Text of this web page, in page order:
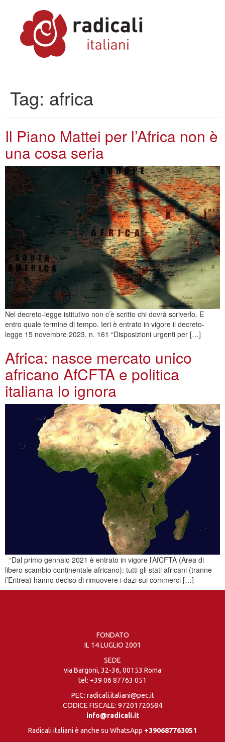
Tag: africa
Il Piano Mattei per l’Africa non è
una cosa seria
Nel decreto-legge istitutivo non c’è scritto chi dovrà scriverlo. E
entro quale termine di tempo. Ieri è entrato in vigore il decreto-
legge 15 novembre 2023, n. 161 “Disposizioni urgenti per […]
Africa: nasce mercato unico
africano AfCFTA e politica
italiana lo ignora
“Dal primo gennaio 2021 è entrato in vigore l’AfCFTA (Area di
libero scambio continentale africano): tutti gli stati africani (tranne
l’Eritrea) hanno deciso di rimuovere i dazi sui commerci […]
FONDATO
IL 14 LUGLIO 2001
SEDE
via Bargoni, 32-36, 00153 Roma
tel: +39 06 87763 051
PEC: radicali.italiani@pec.it
CODICE FISCALE: 97201720584
info@radicali.it
Radicali italiani è anche su WhatsApp +390687763051